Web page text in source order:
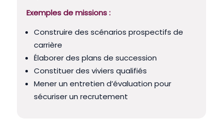
Exemples de missions :
Construire des scénarios prospectifs de
carrière
Élaborer des plans de succession
Constituer des viviers qualifiés
Mener un entretien d’évaluation pour
sécuriser un recrutement